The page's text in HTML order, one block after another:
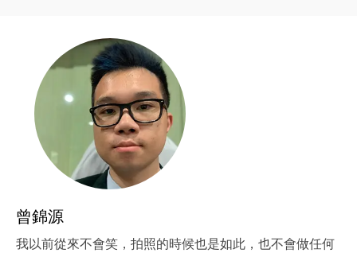
曾錦源
我以前從來不會笑，拍照的時候也是如此，也不會做任何